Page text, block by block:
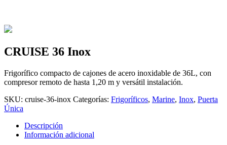
CRUISE 36 Inox
Frigorífico compacto de cajones de acero inoxidable de 36L, con
compresor remoto de hasta 1,20 m y versátil instalación.
SKU: cruise-36-inox Categorías: Frigoríficos, Marine, Inox, Puerta
Única
Descripción
Información adicional